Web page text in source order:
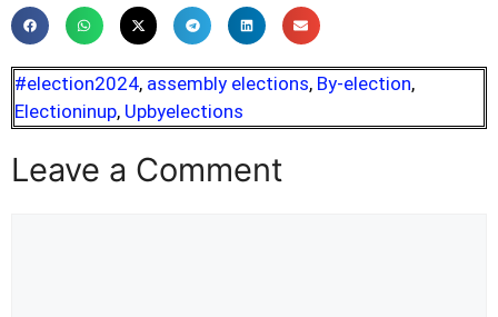
#election2024, assembly elections, By-election,
Electioninup, Upbyelections
Leave a Comment